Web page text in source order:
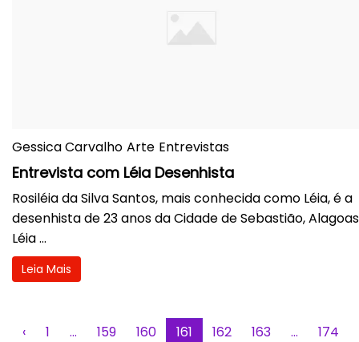
Gessica Carvalho Arte Entrevistas
Entrevista com Léia Desenhista
Rosiléia da Silva Santos, mais conhecida como Léia, é a
desenhista de 23 anos da Cidade de Sebastião,
Léia ...
Leia Mais
‹ 1 … 159 160 161 162 163 …
174